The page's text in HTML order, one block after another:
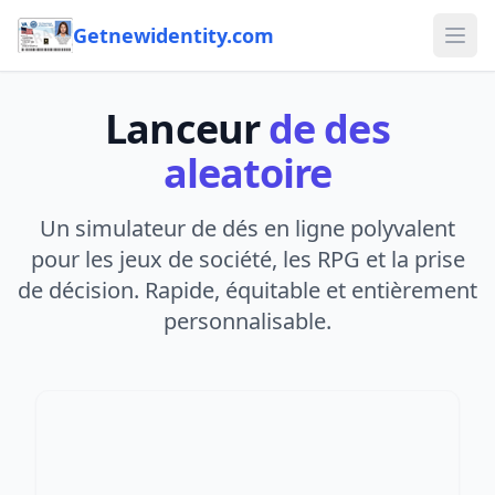
Getnewidentity.com
Lanceurde des
aleatoire
Un simulateur de dés en ligne polyvalent
pour les jeux de société, les RPG et la prise
de décision. Rapide, équitable et entièrement
personnalisable.